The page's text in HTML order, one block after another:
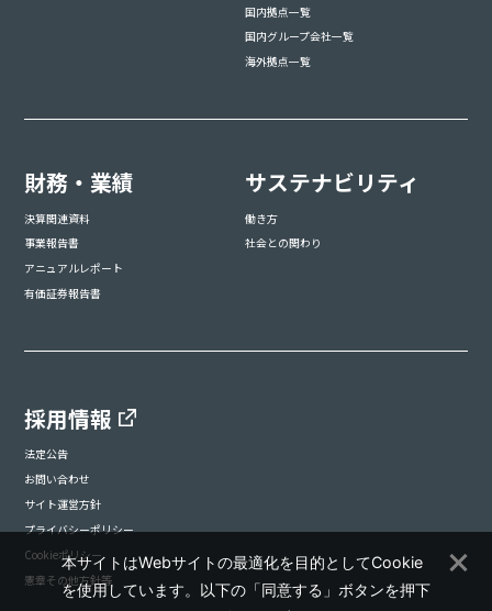
国内拠点一覧
国内グループ会社一覧
海外拠点一覧
財務・業績
決算関連資料
事業報告書
アニュアルレポート
有価証券報告書
サステナビリティ
働き方
社会との関わり
採用情報
法定公告
お問い合わせ
サイト運営方針
プライバシーポリシー
Cookieポリシー
憲章その他方針等
本サイトはWebサイトの最適化を目的としてCookie
を使用しています。以下の「同意する」ボタンを押下